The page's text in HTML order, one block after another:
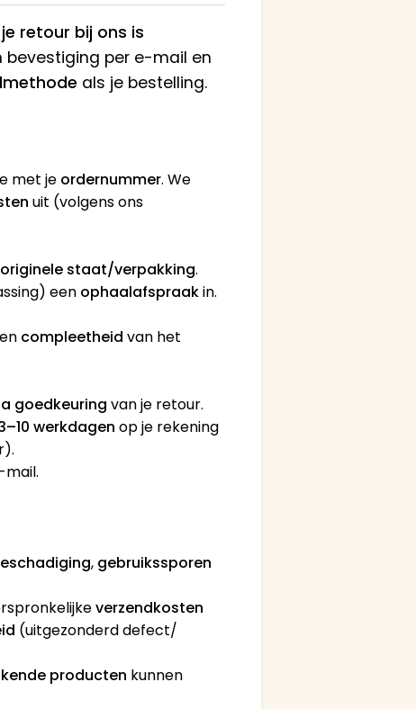
retour bij ons is
bevestiging per e-mail en
als je bestelling.
met je ordernummer. We
uit (volgens ons
originele staat/verpakking.
een ophaalafspraakin.
compleetheid van het
goedkeuring van je retour.
werkdagen op je rekening
, gebruikssporen
verzendkosten
(uitgezonderd defect/
producten kunnen